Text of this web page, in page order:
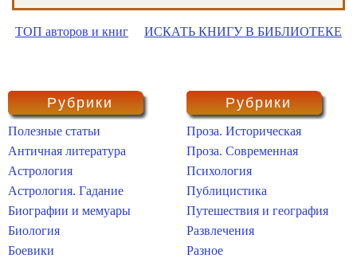
ТОП авторов и книг ИСКАТЬ КНИГУ В БИБЛИОТЕКЕ
Рубрики
Полезные статьи
Античная литература
Астрология
Астрология. Гадание
Биографии и мемуары
Биология
Боевики
Рубрики
Проза. Историческая
Проза. Современная
Психология
Публицистика
Путешествия и география
Развлечения
Разное